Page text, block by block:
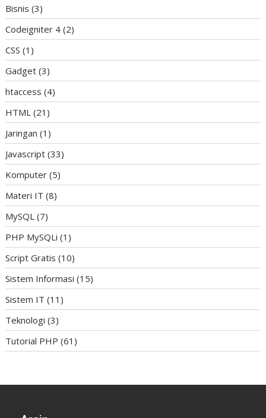
Bisnis (3)
Codeigniter 4 (2)
CSS (1)
Gadget (3)
htaccess (4)
HTML (21)
Jaringan (1)
Javascript (33)
Komputer (5)
Materi IT (8)
MySQL (7)
PHP MySQLi (1)
Script Gratis (10)
Sistem Informasi (15)
Sistem IT (11)
Teknologi (3)
Tutorial PHP (61)